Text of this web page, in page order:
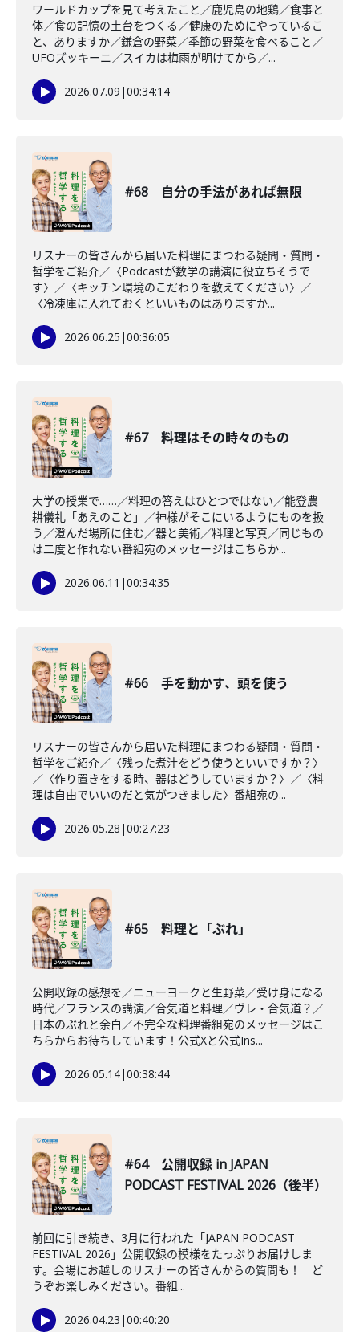
ワールドカップを見て考えたこと／鹿児島の地鶏／食事と
体／食の記憶の土台をつくる／健康のためにやっているこ
と、ありますか／鎌倉の野菜／季節の野菜を食べること／
UFOズッキーニ／スイカは梅雨が明けてから／...
2026.07.09 |00:34:14
#68 自分の手法があれば無限
リスナーの皆さんから届いた料理にまつわる疑問・質問・
哲学をご紹介／〈Podcastが数学の講演に役立ちそうで
す〉／〈キッチン環境のこだわりを教えてください〉／
〈冷凍庫に入れておくといいものはありますか...
2026.06.25 |00:36:05
#67 料理はその時々のもの
大学の授業で……／料理の答えはひとつではない／能登農
耕儀礼「あえのこと」／神様がそこにいるようにものを扱
う／澄んだ場所に住む／器と美術／料理と写真／同じもの
は二度と作れない番組宛のメッセージはこちらか...
2026.06.11 |00:34:35
#66 手を動かす、頭を使う
リスナーの皆さんから届いた料理にまつわる疑問・質問・
哲学をご紹介／〈残った煮汁をどう使うといいですか？〉
／〈作り置きをする時、器はどうしていますか？〉／〈料
理は自由でいいのだと気がつきました〉番組宛の...
2026.05.28 |00:27:23
#65 料理と「ぶれ」
公開収録の感想を／ニューヨークと生野菜／受け身になる
時代／フランスの講演／合気道と料理／ヴレ・合気道？／
日本のぶれと余白／不完全な料理番組宛のメッセージはこ
ちらからお待ちしています！公式Xと公式Ins...
2026.05.14|00:38:44
#64 公開収録 in JAPAN
PODCAST FESTIVAL 2026（後半）
前回に引き続き、3月に行われた「JAPAN PODCAST
FESTIVAL 2026」公開収録の模様をたっぷりお届けしま
す。会場にお越しのリスナーの皆さんからの質問も！ ど
うぞお楽しみください。番組...
2026.04.23 |00:40:20